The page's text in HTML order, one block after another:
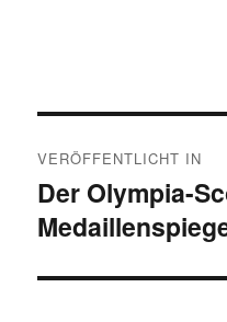
VERÖFFENTLICHT IN
Der Olympia-